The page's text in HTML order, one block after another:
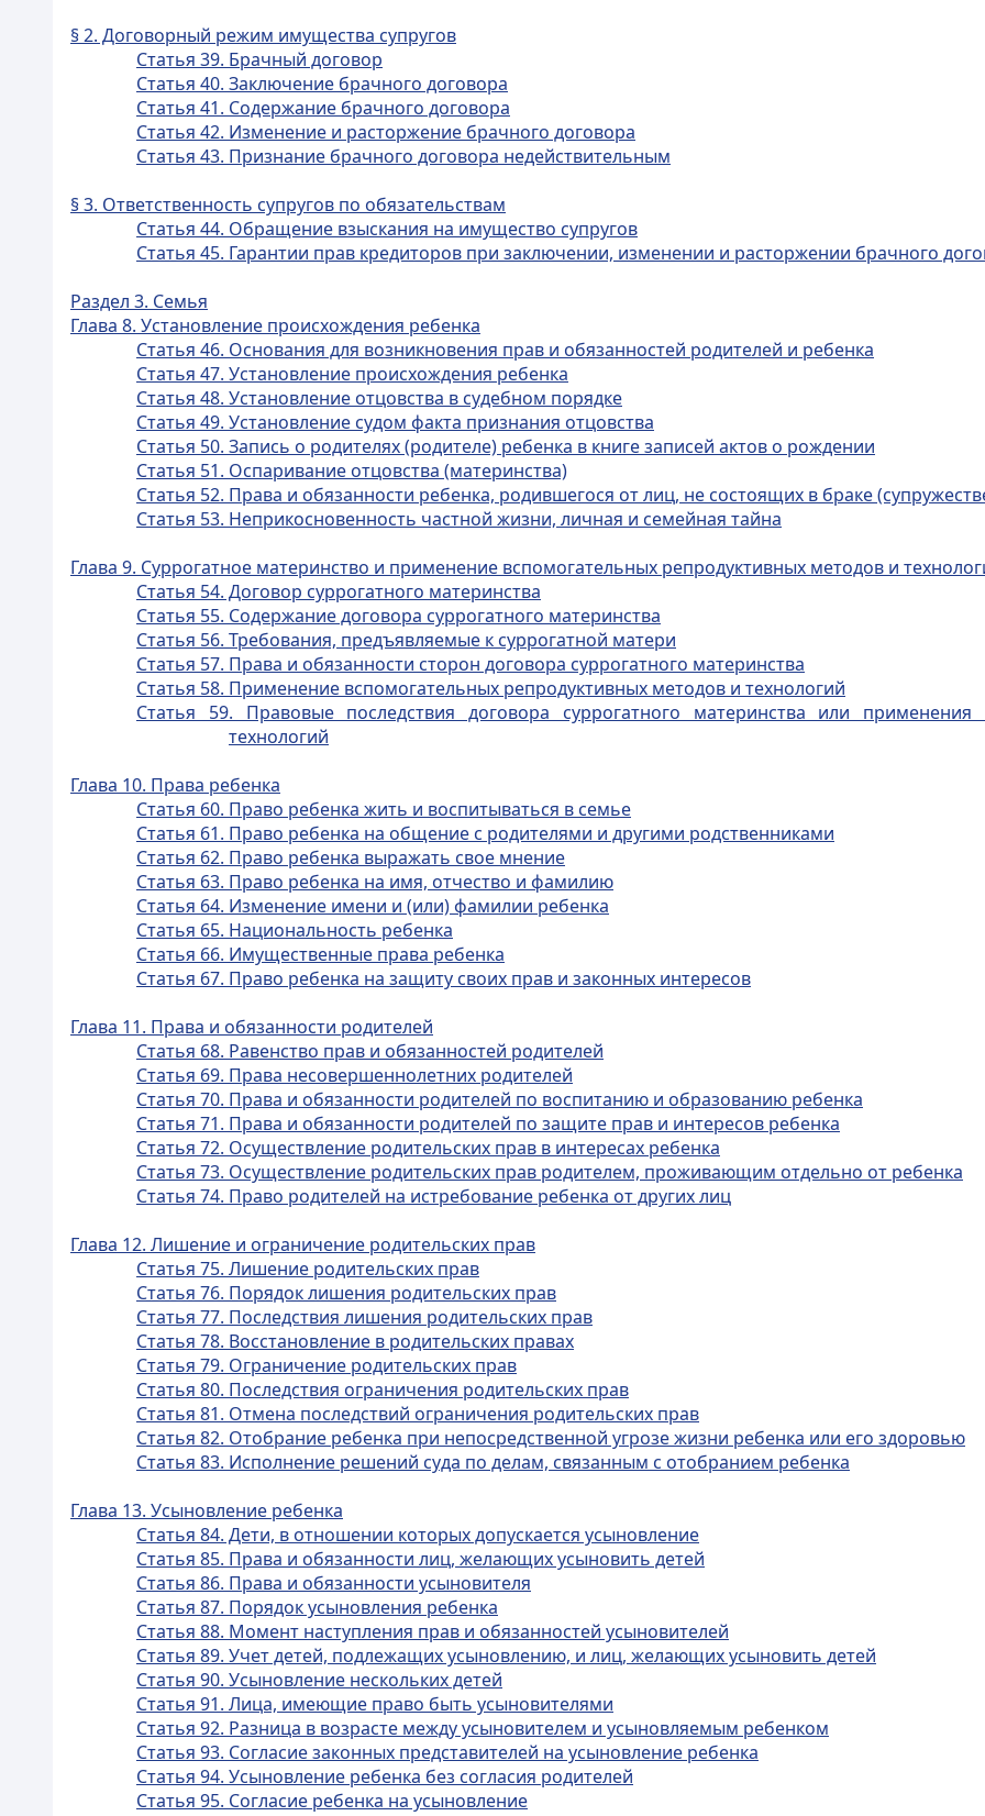
§ 2. Договорный режим имущества супругов
Статья 39. Брачный договор
Статья 40. Заключение брачного договора
Статья 41. Содержание брачного договора
Статья 42. Изменение и расторжение брачного договора
Статья 43. Признание брачного договора недействительным
§ 3. Ответственность супругов по обязательствам
Статья 44. Обращение взыскания на имущество супругов
Статья 45. Гарантии прав кредиторов при заключении, изменении и расторжении брачного
Раздел 3. Семья
Глава 8. Установление происхождения ребенка
Статья 46. Основания для возникновения прав и обязанностей родителей и ребенка
Статья 47. Установление происхождения ребенка
Статья 48. Установление отцовства в судебном порядке
Статья 49. Установление судом факта признания отцовства
Статья 50. Запись о родителях (родителе) ребенка в книге записей актов о рождении
Статья 51. Оспаривание отцовства (материнства)
Статья 52. Права и обязанности ребенка, родившегося от лиц, не состоящих в браке
Статья 53. Неприкосновенность частной жизни, личная и семейная тайна
Глава 9. Суррогатное материнство и применение вспомогательных репродуктивных методов и
Статья 54. Договор суррогатного материнства
Статья 55. Содержание договора суррогатного материнства
Статья 56. Требования, предъявляемые к суррогатной матери
Статья 57. Права и обязанности сторон договора суррогатного материнства
Статья 58. Применение вспомогательных репродуктивных методов и технологий
Статья 59. Правовые последствия договора суррогатного материнства или
технологий
Глава 10. Права ребенка
Статья 60. Право ребенка жить и воспитываться в семье
Статья 61. Право ребенка на общение с родителями и другими родственниками
Статья 62. Право ребенка выражать свое мнение
Статья 63. Право ребенка на имя, отчество и фамилию
Статья 64. Изменение имени и (или) фамилии ребенка
Статья 65. Национальность ребенка
Статья 66. Имущественные права ребенка
Статья 67. Право ребенка на защиту своих прав и законных интересов
Глава 11. Права и обязанности родителей
Статья 68. Равенство прав и обязанностей родителей
Статья 69. Права несовершеннолетних родителей
Статья 70. Права и обязанности родителей по воспитанию и образованию ребенка
Статья 71. Права и обязанности родителей по защите прав и интересов ребенка
Статья 72. Осуществление родительских прав в интересах ребенка
Статья 73. Осуществление родительских прав родителем, проживающим отдельно от ребенка
Статья 74. Право родителей на истребование ребенка от других лиц
Глава 12. Лишение и ограничение родительских прав
Статья 75. Лишение родительских прав
Статья 76. Порядок лишения родительских прав
Статья 77. Последствия лишения родительских прав
Статья 78. Восстановление в родительских правах
Статья 79. Ограничение родительских прав
Статья 80. Последствия ограничения родительских прав
Статья 81. Отмена последствий ограничения родительских прав
Статья 82. Отобрание ребенка при непосредственной угрозе жизни ребенка или его здоровью
Статья 83. Исполнение решений суда по делам, связанным с отобранием ребенка
Глава 13. Усыновление ребенка
Статья 84. Дети, в отношении которых допускается усыновление
Статья 85. Права и обязанности лиц, желающих усыновить детей
Статья 86. Права и обязанности усыновителя
Статья 87. Порядок усыновления ребенка
Статья 88. Момент наступления прав и обязанностей усыновителей
Статья 89. Учет детей, подлежащих усыновлению, и лиц, желающих усыновить детей
Статья 90. Усыновление нескольких детей
Статья 91. Лица, имеющие право быть усыновителями
Статья 92. Разница в возрасте между усыновителем и усыновляемым ребенком
Статья 93. Согласие законных представителей на усыновление ребенка
Статья 94. Усыновление ребенка без согласия родителей
Статья 95. Согласие ребенка на усыновление